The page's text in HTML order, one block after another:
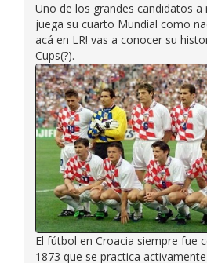
Uno de los grandes candidatos a
juega su cuarto Mundial como
acá en LR! vas a conocer su
Cups(?).
El fútbol en Croacia siempre fue
1873 que se practica